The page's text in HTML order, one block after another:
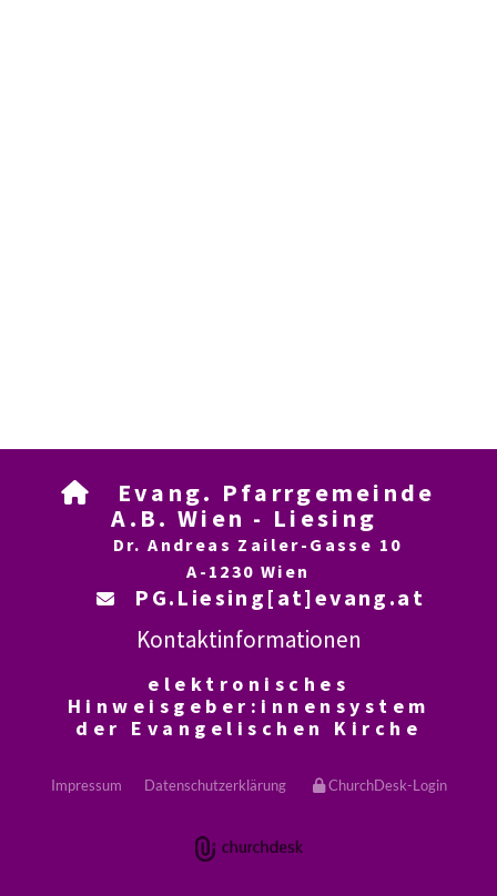

Evang. Pfarrgemeinde
A.B. Wien - Liesing
Dr. Andreas Zailer-Gasse 10
A-1230 Wien
 PG.Liesing[at]evang.at
Kontaktinformationen
elektronisches
Hinweisgeber:innensystem
der Evangelischen Kirche
Impressum Datenschutzerklärung ChurchDesk-Login